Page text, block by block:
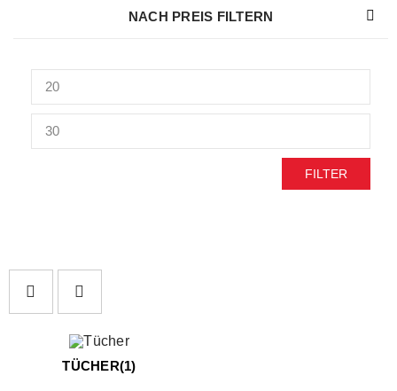
NACH PREIS FILTERN
FILTER
TÜCHER(1)